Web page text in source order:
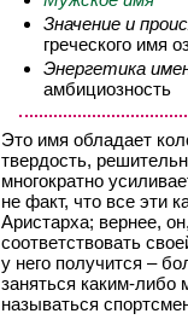
Значение и
греческого имя
Энергетика
амбициозность
Это имя обладает
твердость,
многократно
не факт, что все эти
Аристарха; вернее,
соответствовать
у него получится –
заняться каким-либо
называться